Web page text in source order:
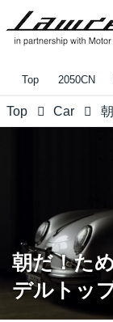
Top 2050CN
Top Car
朝だ！た
デルトッ